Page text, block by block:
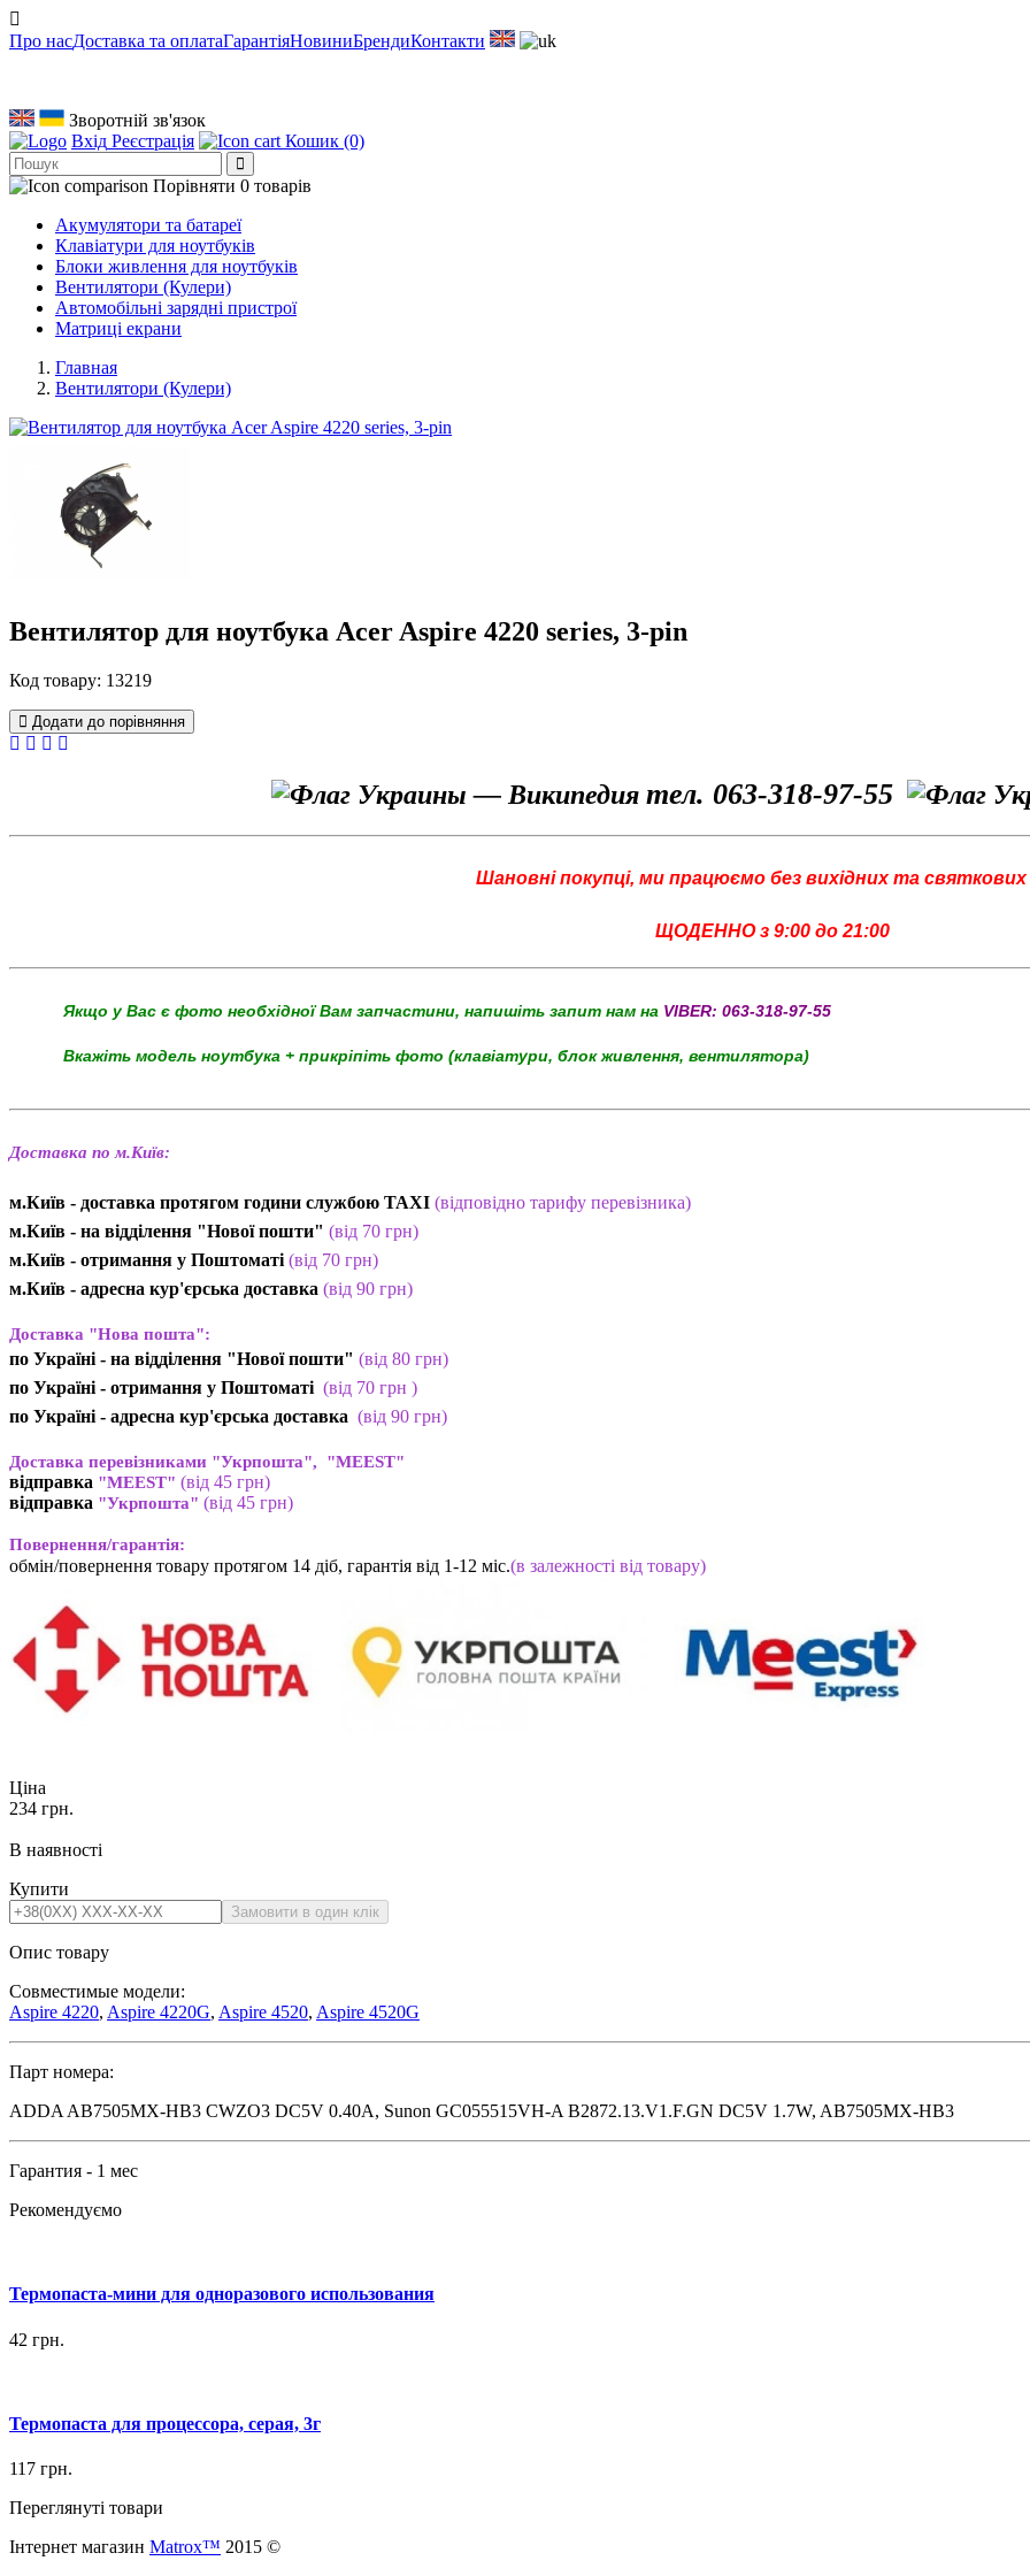
Про насДоставка та оплатаГарантіяНовиниБрендиКонтакти
Зворотній зв'язок
Вхід Реєстрація Кошик (0)
Порівняти 0 товарів
Акумулятори та батареї
Клавіатури для ноутбуків
Блоки живлення для ноутбуків
Вентилятори (Кулери)
Автомобільні зарядні пристрої
Матриці екрани
Главная
Вентилятори (Кулери)
Вентилятор для ноутбука Acer Aspire 4220 series, 3-pin
Код товару: 13219
Додати до порівняння
тел. 063-318-97-55
Шановні покупці, ми працюємо без вихідних та святкових
ЩОДЕННО з 9:00 до 21:00
Якщо у Вас є фото необхідної Вам запчастини, напишіть запит нам на VIBER: 063-318-97-55
Вкажіть модель ноутбука + прикріпіть фото (клавіатури, блок живлення, вентилятора)
Доставка по м.Київ:
м.Київ - доставка протягом години службою TAXI (відповідно тарифу перевізника)
м.Київ - на відділення "Нової пошти" (від 70 грн)
м.Київ - отримання у Поштоматі (від 70 грн)
м.Київ - адресна кур'єрська доставка (від 90 грн)
Доставка "Нова пошта":
по Україні - на відділення "Нової пошти" (від 80 грн)
по Україні - отримання у Поштоматі (від 70 грн )
по Україні - адресна кур'єрська доставка (від 90 грн)
Доставка перевізниками "Укрпошта", "MEEST"
відправка "MEEST" (від 45 грн)
відправка "Укрпошта" (від 45 грн)
Повернення/гарантія:
обмін/повернення товару протягом 14 діб, гарантія від 1-12 міс.(в залежності від товару)
Ціна
234 грн.
В наявності
Купити
Опис товару
Совместимые модели:
Aspire 4220, Aspire 4220G, Aspire 4520, Aspire 4520G
Парт номера:
ADDA AB7505MX-HB3 CWZO3 DC5V 0.40A, Sunon GC055515VH-A B2872.13.V1.F.GN DC5V 1.7W, AB7505MX-HB3
Гарантия - 1 мес
Рекомендуємо
Термопаста-мини для одноразового использования
42 грн.
Термопаста для процессора, серая, 3г
117 грн.
Переглянуті товари
Інтернет магазин Matrox™ 2015 ©